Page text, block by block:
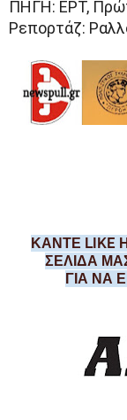
ΠΗΓΗ: ΕΡΤ,
Ρεπορτάζ:
ΚΑΝΤΕ LIKE
ΣΕΛΙΔΑ
ΓΙΑ ΝΑ